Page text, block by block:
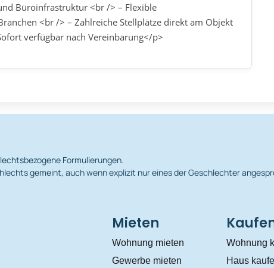
Büroinfrastruktur <br /> – Flexible
<br /> – Zahlreiche Stellplätze direkt am Objekt
verfügbar nach Vereinbarung</p>
Formulierungen.
gemeint, auch wenn explizit nur eines der Geschlechter
Mieten
Wohnung mieten
Gewerbe mieten
Wohnung
Haus